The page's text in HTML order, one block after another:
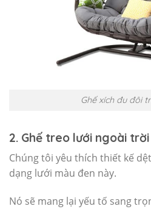
Ghế xích đu đôi
2. Ghế treo lưới ngoài trời
Chúng tôi yêu thích thiết kế
dạng lưới màu đen này.
Nó sẽ mang lại yếu tố sang